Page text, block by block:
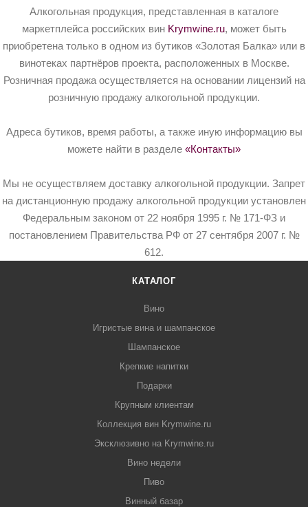
Алкогольная продукция, представленная в каталоге
маркетплейса российских вин Krymwine.ru, может быть
приобретена только в одном из бутиков «Золотая Балка» или в
винотеках партнёров проекта, расположенных в Москве.
Розничная продажа осуществляется на основании лицензий на
розничную продажу алкогольной продукции.
Адреса бутиков, время работы, а также иную информацию вы
можете найти в разделе «Контакты»
Мы не осуществляем доставку алкогольной продукции. Запрет
на дистанционную продажу алкогольной продукции установлен
Федеральным законом от 22 ноября 1995 г. № 171-ФЗ и
постановлением Правительства РФ от 27 сентября 2007 г. №
612.
КАТАЛОГ
Вино
Игристые вина и шампанское
Шампанское
Крепкие напитки
Подарки
Крупным клиентам
Коллекция вин Krymwine.ru
Эксклюзивно на Krymwine.ru
Вино недели
Пиво
Винный базар